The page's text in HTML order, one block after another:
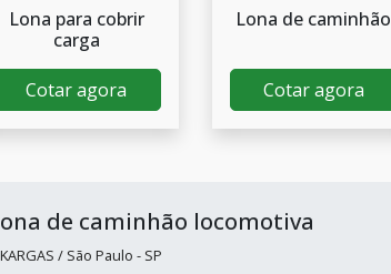
Lona para cobrir
carga
Cotar agora
Lona de caminhão
Cotar agora
de caminhão locomotiva
/ São Paulo - SP